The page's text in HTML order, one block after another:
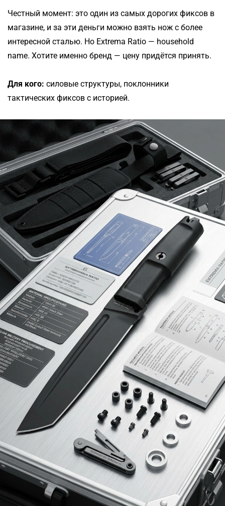
Честный момент: это один из самых дорогих фиксов в
магазине, и за эти деньги можно взять нож с более
интересной сталью. Но Extrema Ratio — household
name. Хотите именно бренд — цену придётся принять.
Для кого: силовые структуры, поклонники
тактических фиксов с историей.